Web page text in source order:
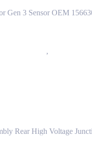
Gen 3 Sensor OEM
,
конвертеру GEN 1
Rear High Voltage
(USA) Tesla Model